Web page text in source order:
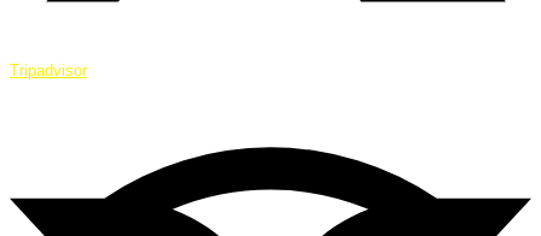
Tripadvisor